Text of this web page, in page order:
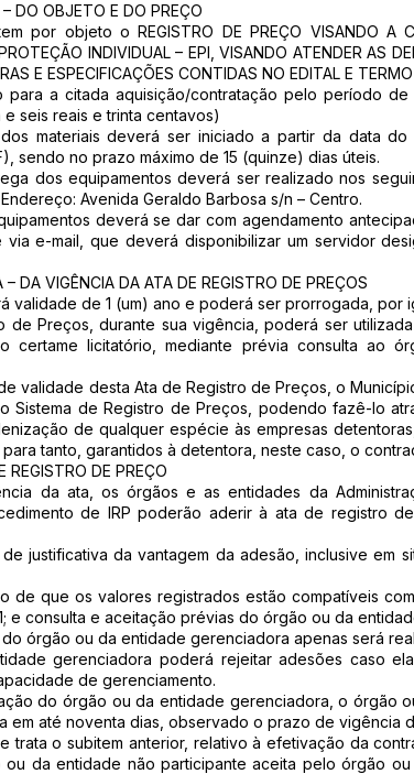
DO OBJETO E DO PREÇO
por objeto o REGISTRO DE PREÇO VISANDO A
INDIVIDUAL – EPI, VISANDO ATENDER AS
E ESPECIFICAÇÕES CONTIDAS NO EDITAL E TERMO
para a citada aquisição/contratação pelo período
seis reais e trinta centavos)
dos materiais deverá ser iniciado a partir da data
sendo no prazo máximo de 15 (quinze) dias úteis.
dos equipamentos deverá ser realizado nos
Avenida Geraldo Barbosa s/n – Centro.
deverá se dar com agendamento
via e-mail, que deverá disponibilizar um servidor
DA VIGÊNCIA DA ATA DE REGISTRO DE PREÇOS
validade de 1 (um) ano e poderá ser prorrogada,
de Preços, durante sua vigência, poderá ser
certame licitatório, mediante prévia consulta ao
validade desta Ata de Registro de Preços, o
Sistema de Registro de Preços, podendo fazê-lo
de qualquer espécie às empresas
tanto, garantidos à detentora, neste caso, o
REGISTRO DE PREÇO
da ata, os órgãos e as entidades da
de IRP poderão aderir à ata de registro
de justificativa da vantagem da adesão, inclusive
de que os valores registrados estão compatíveis
e consulta e aceitação prévias do órgão ou da
do órgão ou da entidade gerenciadora apenas será
gerenciadora poderá rejeitar adesões caso
de gerenciamento.
do órgão ou da entidade gerenciadora, o órgão
em até noventa dias, observado o prazo de vigência
trata o subitem anterior, relativo à efetivação da
da entidade não participante aceita pelo órgão